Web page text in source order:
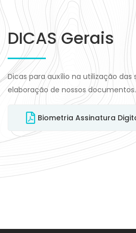
DICAS Gerais
Dicas para auxílio na utilização das
elaboração de nossos documentos.
Biometria Assinatura